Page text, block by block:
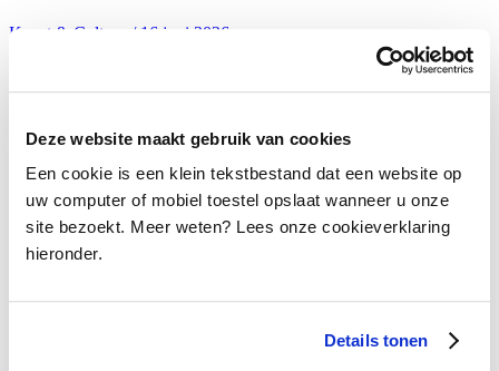
Deze website maakt gebruik van cookies
Een cookie is een klein tekstbestand dat een website op
uw computer of mobiel toestel opslaat wanneer u onze
site bezoekt. Meer weten? Lees onze cookieverklaring
hieronder.
Details tonen
Kunst & Cultuur / 16 juni 2026
Kunst & Cultuur / 13 juni 2026
Kermis­perikelen bij Vis à Vis